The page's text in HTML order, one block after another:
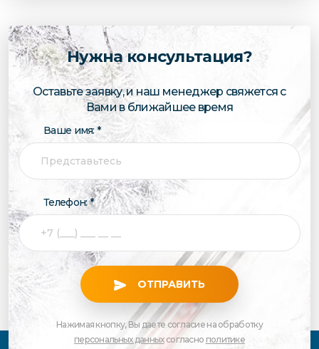
Нужна консультация?
Оставьте заявку, и наш менеджер свяжется с
Вами в ближайшее время
Ваше имя: *
Телефон: *
ОТПРАВИТЬ
Нажимая кнопку, Вы даете согласие на обработку
персональных данныхсогласно политике